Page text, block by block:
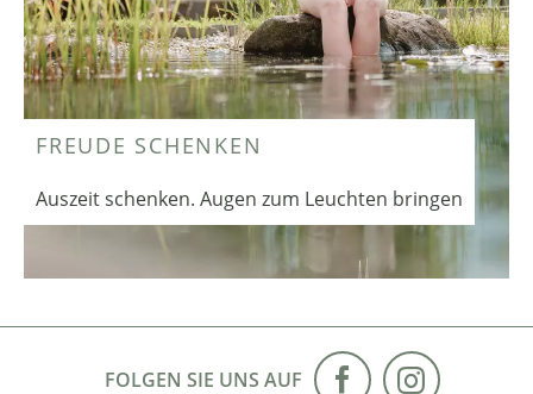
FREUDE SCHENKEN
Auszeit schenken. Augen zum Leuchten bringen
FOLGEN SIE UNS AUF